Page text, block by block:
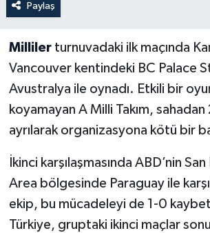
Paylaş
Milliler turnuvadaki ilk maçında
Vancouver kentindeki BC Palace
Avustralya ile oynadı. Etkili bir
koyamayan A Milli Takım,
ayrılarak organizasyona kötü bir
İkinci karşılaşmasında ABD’nin
Area bölgesinde Paraguay ile
ekip, bu mücadeleyi de 1-0
Türkiye, gruptaki ikinci maçlar